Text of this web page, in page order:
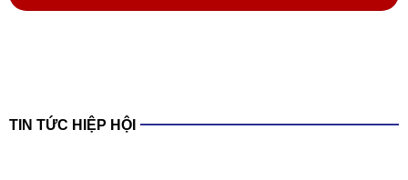
TIN TỨC HIỆP HỘI